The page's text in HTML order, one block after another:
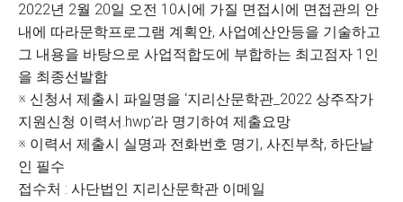
2022년 2월 20일 오전 10시에 가질 면접시에 면접관의 안
내에 따라문학프로그램 계획안, 사업예산안등을 기술하고
그 내용을 바탕으로 사업적합도에 부합하는 최고점자 1인
을 최종선발함
※ 신청서 제출시 파일명을 ‘지리산문학관_2022 상주작가
지원신청 이력서.hwp’라 명기하여 제출요망
※ 이력서 제출시 실명과 전화번호 명기, 사진부착, 하단날
인 필수
접수처 : 사단법인 지리산문학관 이메일